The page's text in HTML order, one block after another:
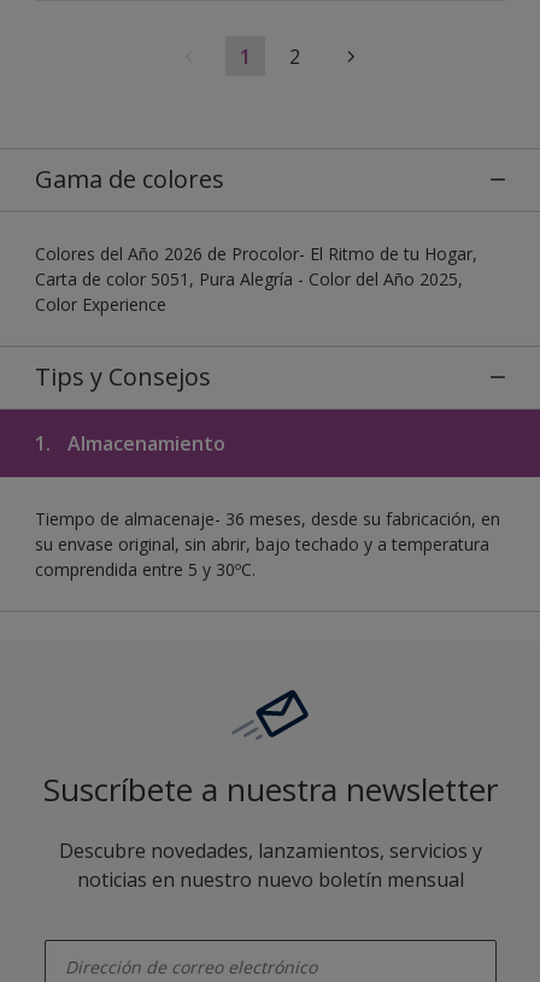
1 2
Gama de colores
Colores del Año 2026 de Procolor- El Ritmo de tu Hogar,
Carta de color 5051, Pura Alegría - Color del Año 2025,
Color Experience
Tips y Consejos
1. Almacenamiento
Tiempo de almacenaje- 36 meses, desde su fabricación, en
su envase original, sin abrir, bajo techado y a temperatura
comprendida entre 5 y 30ºC.
Suscríbete a nuestra newsletter
Descubre novedades, lanzamientos, servicios y
noticias en nuestro nuevo boletín mensual